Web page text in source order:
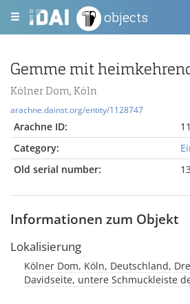
objects
Gemme mit
Kölner Dom, Köln
arachne.dainst.org/entity/1128747
Arachne ID:
Category:
Old serial number:
Informationen zum Objekt
Lokalisierung
Kölner Dom, Köln, Deutschland,
Davidseite, untere Schmuckleiste